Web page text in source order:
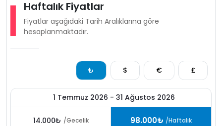
Haftalık Fiyatlar
Fiyatlar aşağıdaki Tarih Aralıklarına göre
hesaplanmaktadır.
₺ $ € £
1 Temmuz 2026 - 31 Ağustos 2026
14.000₺ /Gecelik 98.000₺ /Haftalık